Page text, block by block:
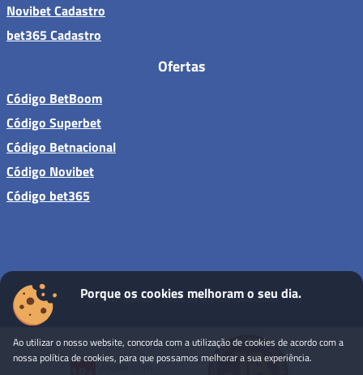
Novibet Cadastro
bet365 Cadastro
Ofertas
Código BetBoom
Código Superbet
Código Betnacional
Código Novibet
Código bet365
Sites de apostas - Todos os direitos reservados
Porque os cookies melhoram o seu dia.
Ao utilizar o nosso website, concorda com a utilização de cookies de acordo com a
nossa política de cookies, para que possamos melhorar a sua experiência.